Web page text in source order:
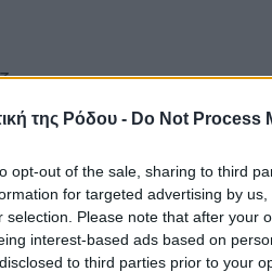
της Ρόδου - Do Not Process
opt-out of the sale, sharing to third
for targeted advertising by
selection. Please note that after your
interest-based ads based on
to third parties prior to your
στη
καταλυμάτων,
τουριστικών
κλάδοι καταλυμάτων και
τουριστικής
ή το 12% του συνόλου